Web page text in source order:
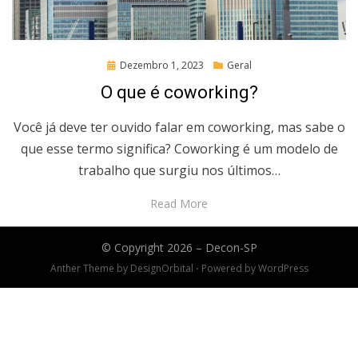
PostedDezembro 1, 2023 Geral
O que é coworking?
Você já deve ter ouvido falar em coworking, mas sabe o
que esse termo significa? Coworking é um modelo de
trabalho que surgiu nos últimos…
Read More
© Copyright 2026 – Decon-SP
Anther Theme by DesignOrbital ⋅ Powered byWordPress